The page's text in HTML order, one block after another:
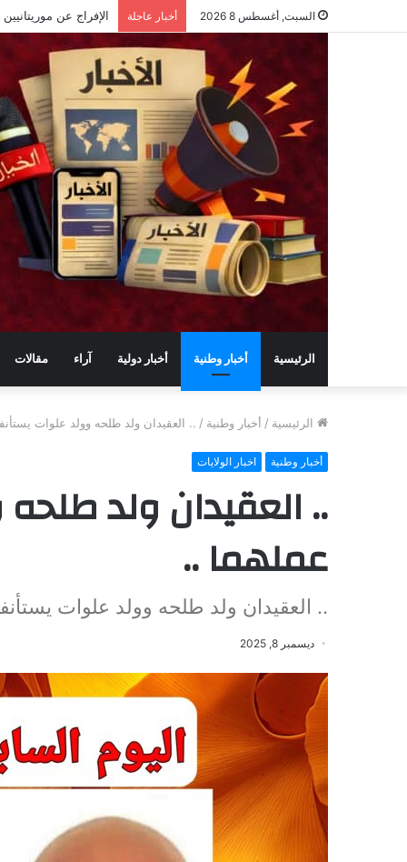
السبت, أغسطس 8 2026 أخبار عاجلة
الرئيسية أخبار وطنية أخبار دولية آراء مقالات
الرئيسية / أخبار وطنية / .. العقيدان ولد طلحه وولد علوات
أخبار وطنية اخبار الولايات
.. العقيدان ولد
عملهما ..
.. العقيدان ولد طلحه وولد علوات
ديسمبر 8, 2025